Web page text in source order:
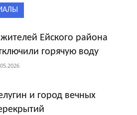
Ейского района
горячую воду
и город вечных